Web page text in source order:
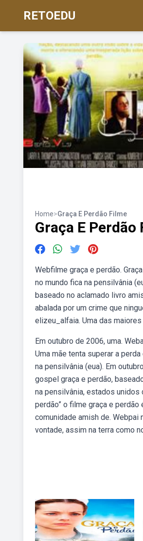
RETOEDU
Home>Graça E Perdão Filme
Graça E Perdão
Webfilme graça e perdão.
no mundo fica na pensilvânia
baseado no aclamado livro
abalada por um crime que
elizeu_alfaia. Uma das
Em outubro de 2006, uma.
Uma mãe tenta superar a
na pensilvânia (eua). Em
gospel graça e perdão,
na pensilvânia, estados unidos
perdão” o filme graça e
comunidade amish de.
vontade, assim na terra como